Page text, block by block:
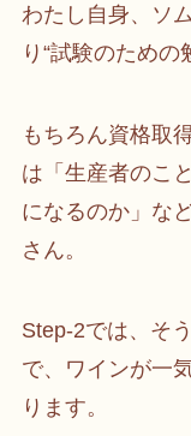
わたし自身、ソ
り“試験のための
もちろん資格取
は「生産者のこ
になるのか」な
さん。
Step-2では、そ
で、ワインが一
ります。